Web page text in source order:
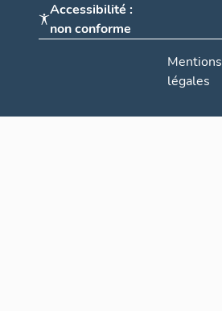
Accessibilité :
non conforme
Mentions
légales